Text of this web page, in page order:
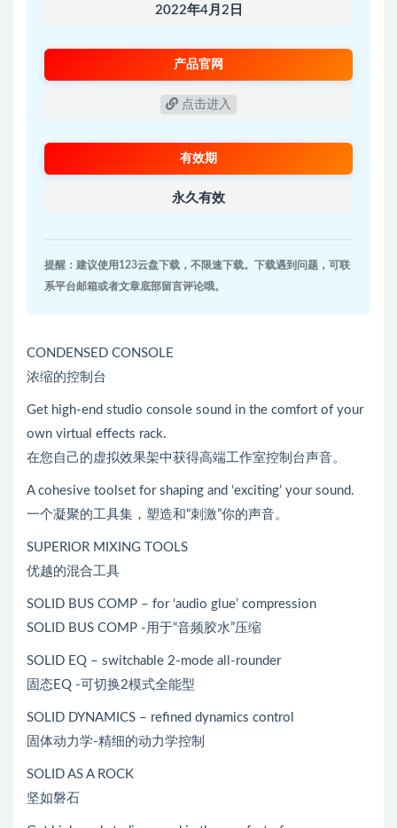
2022年4月2日
产品官网
点击进入
有效期
永久有效
提醒：建议使用123云盘下载，不限速下载。下载遇到问题，可联
系平台邮箱或者文章底部留言评论哦。
CONDENSED CONSOLE
浓缩的控制台
Get high-end studio console sound in the comfort of your
own virtual effects rack.
在您自己的虚拟效果架中获得高端工作室控制台声音。
A cohesive toolset for shaping and ‘exciting’ your sound.
一个凝聚的工具集，塑造和“刺激”你的声音。
SUPERIOR MIXING TOOLS
优越的混合工具
SOLID BUS COMP – for ‘audio glue’ compression
SOLID BUS COMP -用于“音频胶水”压缩
SOLID EQ – switchable 2-mode all-rounder
固态EQ -可切换2模式全能型
SOLID DYNAMICS – refined dynamics control
固体动力学-精细的动力学控制
SOLID AS A ROCK
坚如磐石